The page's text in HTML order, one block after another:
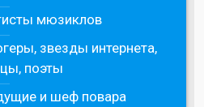
мюзиклов
звезды интернета,
поэты
и шеф повара